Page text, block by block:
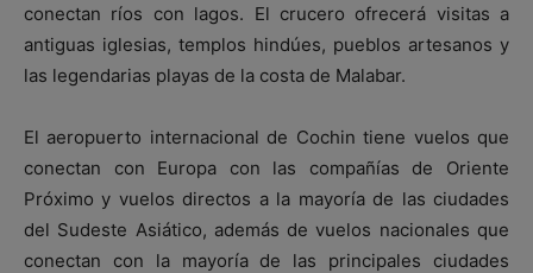
conectan ríos con lagos. El crucero ofrecerá visitas a
antiguas iglesias, templos hindúes, pueblos artesanos y
las legendarias playas de la costa de Malabar.
El aeropuerto internacional de Cochin tiene vuelos que
conectan con Europa con las compañías de Oriente
Próximo y vuelos directos a la mayoría de las ciudades
del Sudeste Asiático, además de vuelos nacionales que
conectan con la mayoría de las principales ciudades